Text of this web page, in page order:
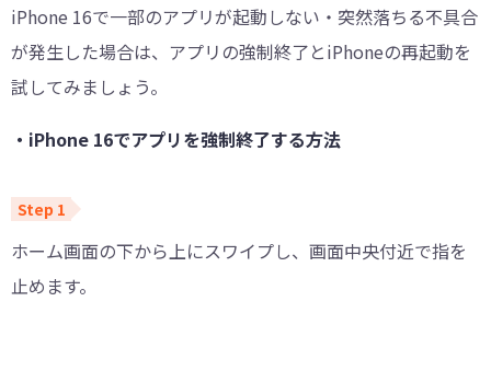
iPhone 16で一部のアプリが起動しない・突然落ちる不具合
が発生した場合は、アプリの強制終了とiPhoneの再起動を
試してみましょう。
・iPhone 16でアプリを強制終了する方法
ホーム画面の下から上にスワイプし、画面中央付近で指を
止めます。